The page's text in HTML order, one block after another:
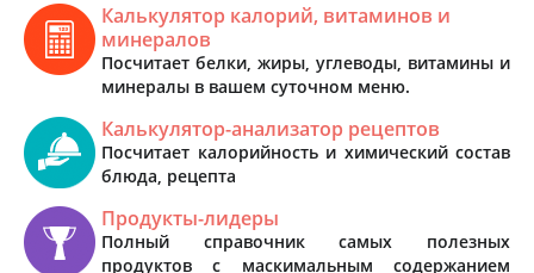
Калькулятор калорий, витаминов и
минералов
Посчитает белки, жиры, углеводы, витамины и
минералы в вашем суточном меню.
Калькулятор-анализатор рецептов
Посчитает калорийность и химический состав
блюда, рецепта
Продукты-лидеры
Полный справочник самых полезных
продуктов с маскимальным содержанием